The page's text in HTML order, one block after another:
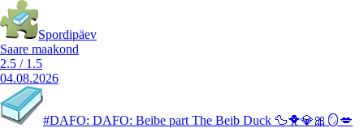
Spordipäev
Saare maakond
2.5 / 1.5
04.08.2026
#DAFO: DAFO: Beibe part The Beib Duck 🦆🐥💎🎀🪞💋